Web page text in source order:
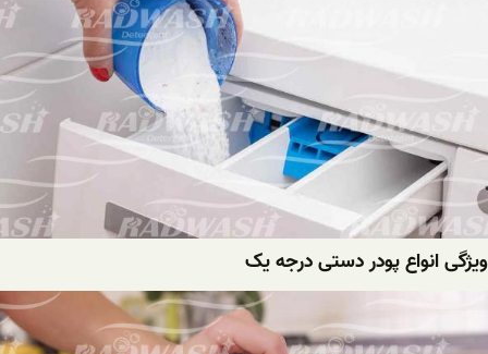
ویژگی انواع پودر دستی درجه یک